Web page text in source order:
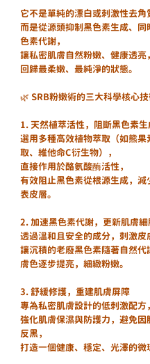
它不是單純的漂白或刺激性去角
而是從源頭抑制黑色素生成、同
色素代謝，
讓私密肌膚自然粉嫩、健康透亮，
回歸最柔嫩、最純淨的狀態。
🌿 SRB粉嫩術的三大科學核心
1. 天然植萃活性，阻斷黑色素生
選用多種高效植物萃取（如熊果
取、維他命C衍生物），
直接作用於酪氨酸酶活性，
有效阻止黑色素從根源生成，減
表皮層。
2. 加速黑色素代謝，更新肌膚細
透過溫和且安全的成分，刺激皮
讓沉積的老廢黑色素隨著自然代
膚色逐步提亮，細緻粉嫩。
3. 舒緩修護，重建肌膚屏障
專為私密肌膚設計的低刺激配方，
強化肌膚保濕與防護力，避免因
反黑，
打造一個健康、穩定、光澤的微